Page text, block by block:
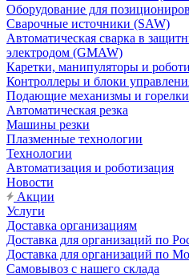
Оборудование для
Сварочные источники (SAW)
Автоматическая сварка в
электродом (GMAW)
Каретки, манипуляторы и
Контроллеры и блоки
Подающие механизмы и
Автоматическая резка
Машины резки
Плазменные технологии
Технологии
Автоматизация и роботизация
Новости
Акции
Услуги
Доставка организациям
Доставка для организаций по
Доставка для организаций по
Самовывоз с нашего склада